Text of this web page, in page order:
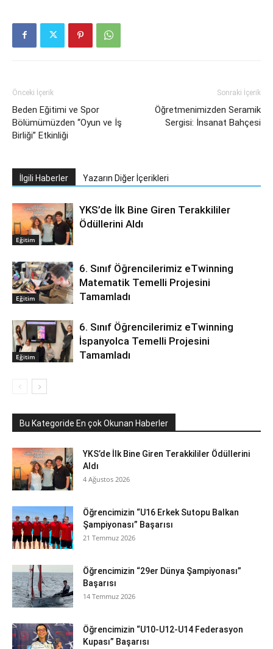
Önceki İçerik
Beden Eğitimi ve Spor
Bölümümüzden “Oyun ve İş
Birliği” Etkinliği
Sonraki İçerik
Öğretmenimizden Seramik
Sergisi: İnsanat Bahçesi
İlgili Haberler Yazarın Diğer İçerikleri
Eğitim
YKS’de İlk Bine Giren Terakkililer
Ödüllerini Aldı
Eğitim
6. Sınıf Öğrencilerimiz eTwinning
Matematik Temelli Projesini
Tamamladı
Eğitim
6. Sınıf Öğrencilerimiz eTwinning
İspanyolca Temelli Projesini
Tamamladı
Bu Kategoride En çok Okunan Haberler
YKS’de İlk Bine Giren Terakkililer Ödüllerini
Aldı
4 Ağustos 2026
Öğrencimizin “U16 Erkek Sutopu Balkan
Şampiyonası” Başarısı
21 Temmuz 2026
Öğrencimizin “29er Dünya Şampiyonası”
Başarısı
14 Temmuz 2026
Öğrencimizin “U10-U12-U14 Federasyon
Kupası” Başarısı